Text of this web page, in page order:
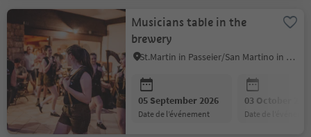
Musicians table in the
brewery
St.Martin in Passeier/San Martino in Passiria, Meran/Merano and environs
05 September 2026
date de l’événement
03 October
date de